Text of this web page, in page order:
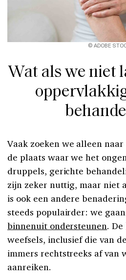
© ADOBE
Wat als we niet
Vaak zoeken we alleen
de plaats waar we het
druppels, gerichte
zijn zeker nuttig, maar niet
is ook een andere
steeds populairder: we gaan
binnenuit ondersteunen.
weefsels, inclusief die van
immers rechtstreeks af van
aanreiken.